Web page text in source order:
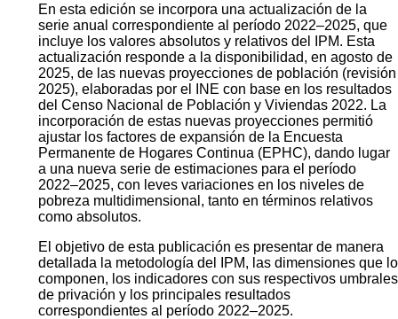
En esta edición se incorpora una actualización de la
serie anual correspondiente al período 2022–2025, que
incluye los valores absolutos y relativos del IPM. Esta
actualización responde a la disponibilidad, en agosto de
2025, de las nuevas proyecciones de población (revisión
2025), elaboradas por el INE con base en los resultados
del Censo Nacional de Población y Viviendas 2022. La
incorporación de estas nuevas proyecciones permitió
ajustar los factores de expansión de la Encuesta
Permanente de Hogares Continua (EPHC), dando lugar
a una nueva serie de estimaciones para el período
2022–2025, con leves variaciones en los niveles de
pobreza multidimensional, tanto en términos relativos
como absolutos.
El objetivo de esta publicación es presentar de manera
detallada la metodología del IPM, las dimensiones que lo
componen, los indicadores con sus respectivos umbrales
de privación y los principales resultados
correspondientes al período 2022–2025.